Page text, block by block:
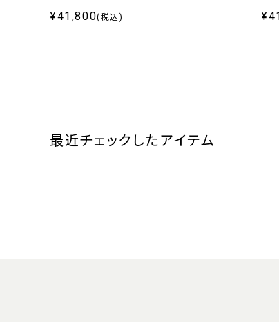
¥41,800(税込)
最近チェックしたアイテム